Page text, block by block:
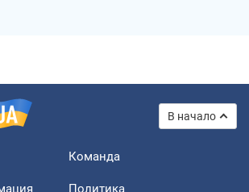
В начало
Команда
Политика